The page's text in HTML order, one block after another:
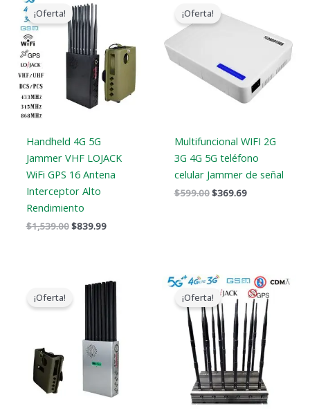
¡Oferta!
Handheld 4G 5G
Jammer VHF LOJACK
WiFi GPS 16 Antena
Interceptor Alto
Rendimiento
$1,539.00
precio
original
era:
$1,539.00.
$839.99
$839.99.
¡Oferta!
Multifuncional WIFI 2G
3G 4G 5G teléfono
celular Jammer de señal
$599.00
original
$369.69
es:
$369.69.
¡Oferta!
precio
original
El
es:
¡Oferta!
Gama
de
precios:
$729.99
a
$749.99